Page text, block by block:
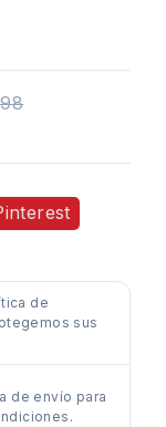
de
sus
de envío para